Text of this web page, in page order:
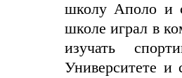
школу Аполо и
школе играл в
изучать
Университете и